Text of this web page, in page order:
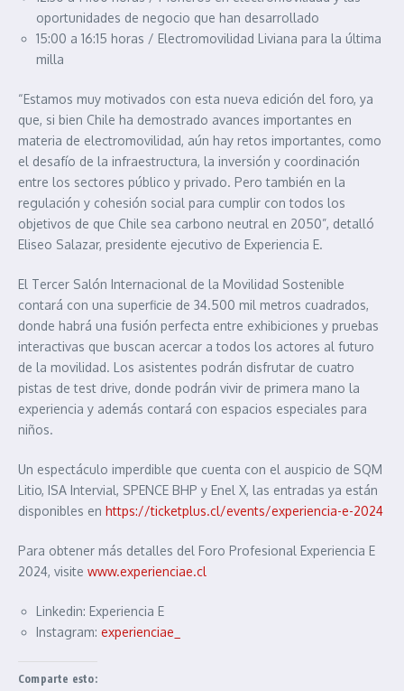
oportunidades de negocio que han desarrollado
15:00 a 16:15 horas / Electromovilidad Liviana para la última
milla
“Estamos muy motivados con esta nueva edición del foro, ya
que, si bien Chile ha demostrado avances importantes en
materia de electromovilidad, aún hay retos importantes, como
el desafío de la infraestructura, la inversión y coordinación
entre los sectores público y privado. Pero también en la
regulación y cohesión social para cumplir con todos los
objetivos de que Chile sea carbono neutral en 2050”, detalló
Eliseo Salazar, presidente ejecutivo de Experiencia E.
El Tercer Salón Internacional de la Movilidad Sostenible
contará con una superficie de 34.500 mil metros cuadrados,
donde habrá una fusión perfecta entre exhibiciones y pruebas
interactivas que buscan acercar a todos los actores al futuro
de la movilidad. Los asistentes podrán disfrutar de cuatro
pistas de test drive, donde podrán vivir de primera mano la
experiencia y además contará con espacios especiales para
niños.
Un espectáculo imperdible que cuenta con el auspicio de SQM
Litio, ISA Intervial, SPENCE BHP y Enel X, las entradas ya están
disponibles en https://ticketplus.cl/events/experiencia-e-2024
Para obtener más detalles del Foro Profesional Experiencia E
2024, visite www.experienciae.cl
Linkedin: Experiencia E
Instagram: experienciae_
Comparte esto: